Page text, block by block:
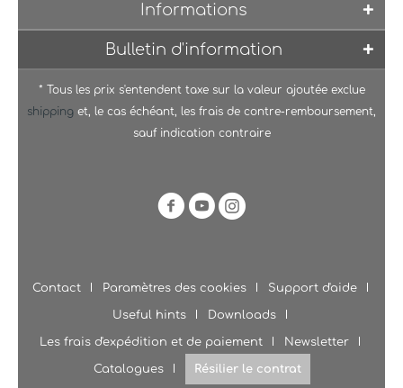
Informations
Bulletin d'information
* Tous les prix s'entendent taxe sur la valeur ajoutée exclue
shipping et, le cas échéant, les frais de contre-remboursement,
sauf indication contraire
Contact Paramètres des cookies Support d'aide
Useful hints Downloads
Les frais d'expédition et de paiement Newsletter
Catalogues Résilier le contrat